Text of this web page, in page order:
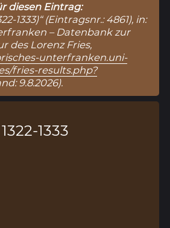
diesen Eintrag:
1333)“ (Eintragsnr.: 4861), in:
– Datenbank zur
des Lorenz Fries,
unterfranken.uni-
fries-results.php?
9.8.2026).
1322-1333